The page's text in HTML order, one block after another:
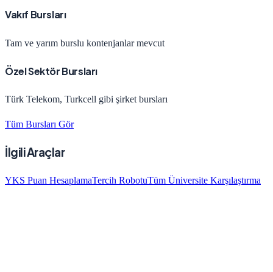
Vakıf Bursları
Tam ve yarım burslu kontenjanlar mevcut
Özel Sektör Bursları
Türk Telekom, Turkcell gibi şirket bursları
Tüm Bursları Gör
İlgili Araçlar
YKS Puan HesaplamaTercih RobotuTüm Üniversite Karşılaştırma